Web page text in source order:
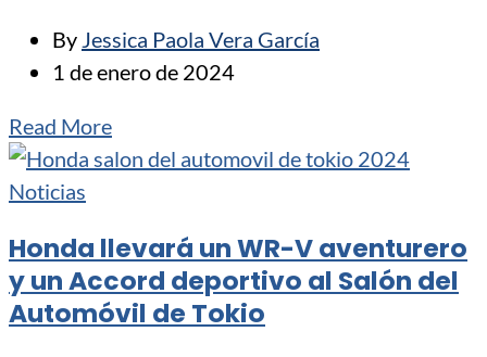
By Jessica Paola Vera García
1 de enero de 2024
Read More
Noticias
Honda llevará un WR-V aventurero
y un Accord deportivo al Salón del
Automóvil de Tokio